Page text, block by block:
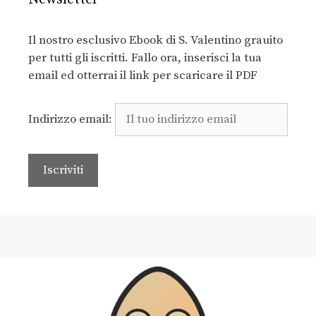
Il nostro esclusivo Ebook di S. Valentino grauito
per tutti gli iscritti. Fallo ora, inserisci la tua
email ed otterrai il link per scaricare il PDF
Indirizzo email: